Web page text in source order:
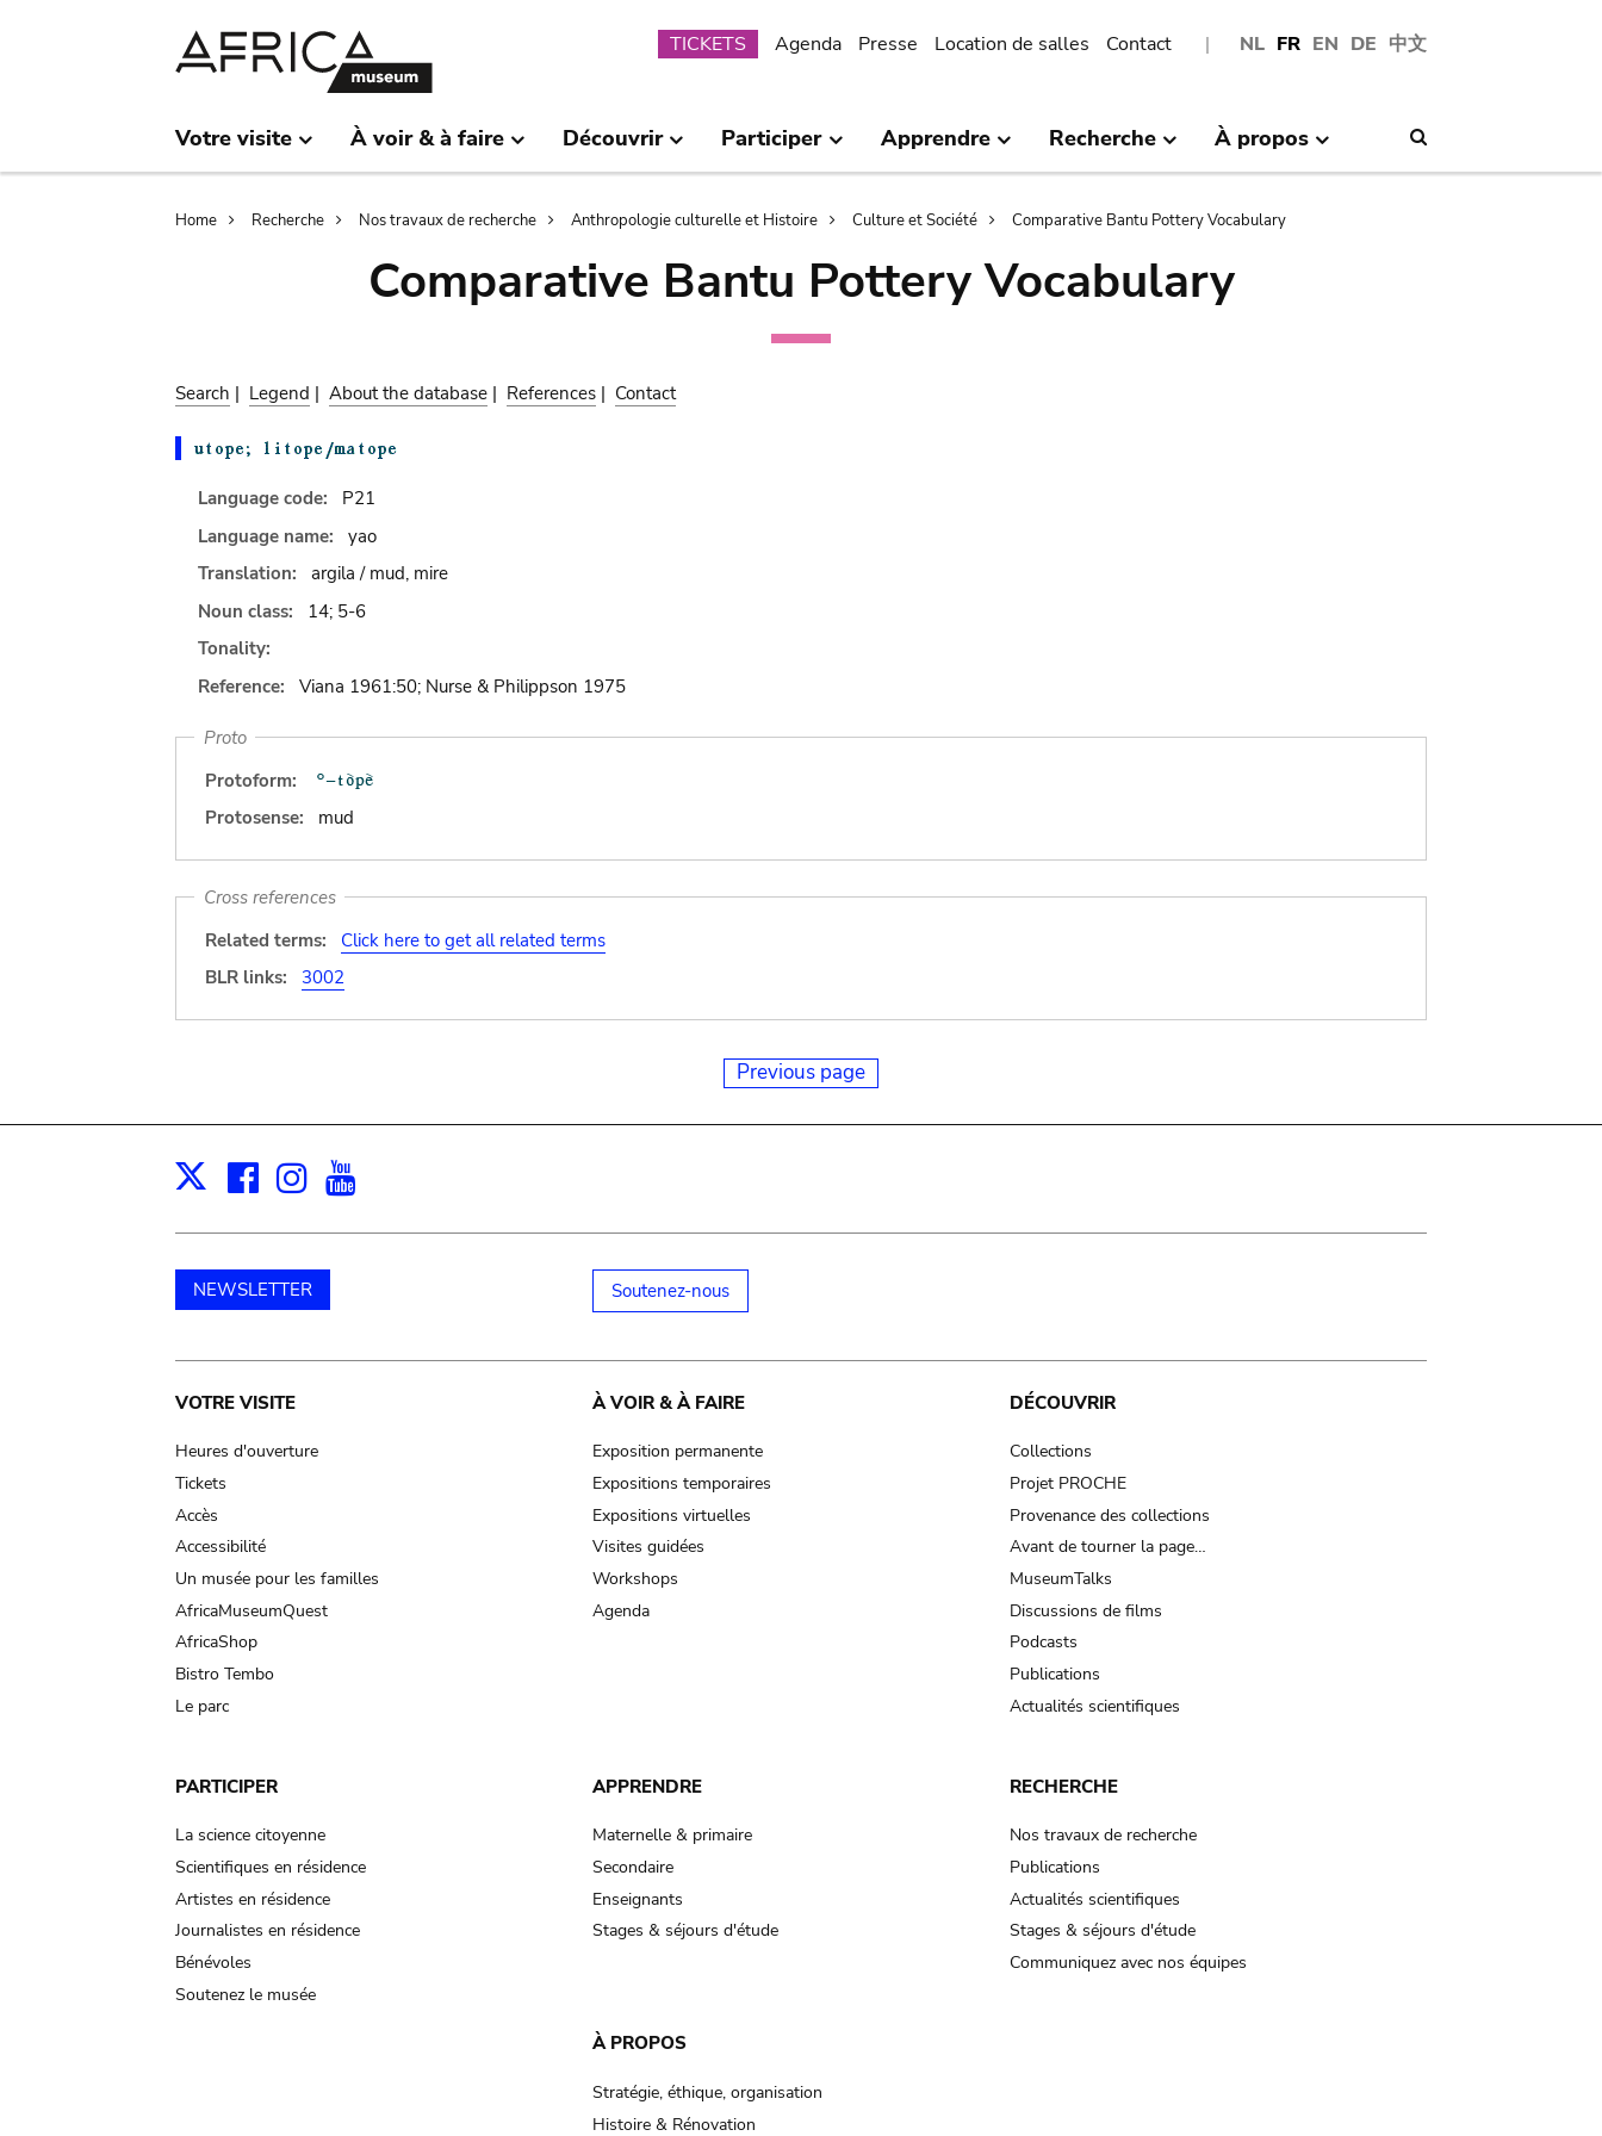
NL FR EN DE 中文
Submenu
TICKETS Agenda Presse Location de salles Contact
Votre visite À voir & à faire Découvrir Participer Apprendre Recherche À propos
Breadcrumb
Home Recherche Nos travaux de recherche Anthropologie culturelle et Histoire Culture et Société Comparative Bantu Pottery Vocabulary
Comparative Bantu Pottery Vocabulary
Search | Legend | About the database | References | Contact
Language code:
P21
Language name:
yao
Translation:
argila / mud, mire
Noun class:
14; 5-6
Tonality:
Reference:
Viana 1961:50; Nurse & Philippson 1975
Proto
Protoform:
Protosense:
mud
Cross references
Related terms:
Click here to get all related terms
BLR links:
3002
Previous page
X Facebook
Instagram
NEWSLETTER Soutenez-nous
Main
navigation
VOTRE VISITE
Heures d'ouverture
Tickets
Accès
Accessibilité
Un musée pour les familles
AfricaMuseumQuest
AfricaShop
Bistro Tembo
Le parc
À VOIR & À FAIRE
Exposition permanente
Expositions temporaires
Expositions virtuelles
Visites guidées
Workshops
Agenda
DÉCOUVRIR
Collections
Projet PROCHE
Provenance des collections
Avant de tourner la page…
MuseumTalks
Discussions de films
Podcasts
Publications
Actualités scientifiques
PARTICIPER
La science citoyenne
Scientifiques en résidence
Artistes en résidence
Journalistes en résidence
Bénévoles
Soutenez le musée
APPRENDRE
Maternelle & primaire
Secondaire
Enseignants
Stages & séjours d'étude
RECHERCHE
Nos travaux de recherche
Publications
Actualités scientifiques
Stages & séjours d'étude
Communiquez avec nos équipes
À PROPOS
Stratégie, éthique, organisation
Histoire & Rénovation